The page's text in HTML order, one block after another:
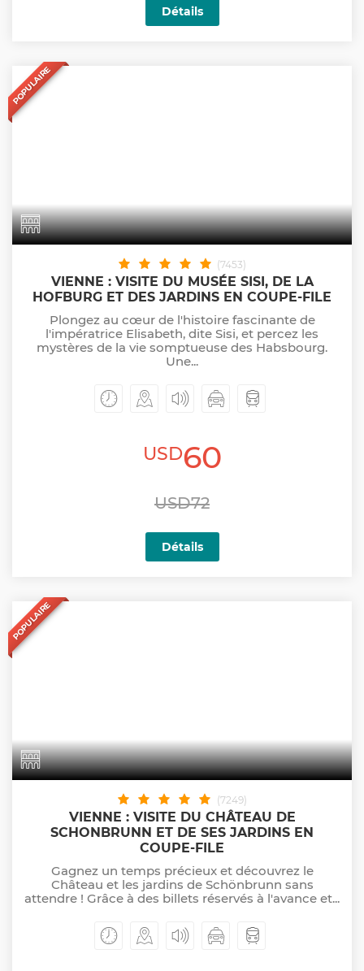
Détails
POPULAIRE
(7453)
VIENNE : VISITE DU MUSÉE SISI, DE LA
HOFBURG ET DES JARDINS EN COUPE-FILE
Plongez au cœur de l'histoire fascinante de
l'impératrice Elisabeth, dite Sisi, et percez les
mystères de la vie somptueuse des Habsbourg.
Une...
USD60
USD72
Détails
POPULAIRE
(7249)
VIENNE : VISITE DU CHÂTEAU DE
SCHONBRUNN ET DE SES JARDINS EN
COUPE-FILE
Gagnez un temps précieux et découvrez le
Château et les jardins de Schönbrunn sans
attendre ! Grâce à des billets réservés à l'avance et...